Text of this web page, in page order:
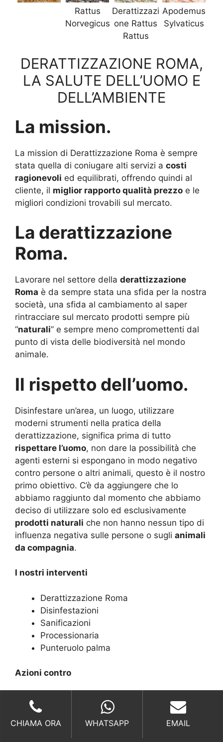
Rattus
Norvegicus
Derattizzazi
one Rattus
Rattus
Apodemus
Sylvaticus
DERATTIZZAZIONE ROMA,
LA SALUTE DELL’UOMO E
DELL’AMBIENTE
La mission.
La mission di Derattizzazione Roma è sempre
stata quella di coniugare alti servizi a costi
ragionevoli ed equilibrati, offrendo quindi al
cliente, il miglior rapporto qualità prezzo e le
migliori condizioni trovabili sul mercato.
La derattizzazione
Roma.
Lavorare nel settore della derattizzazione
Roma è da sempre stata una sfida per la nostra
società, una sfida al cambiamento al saper
rintracciare sul mercato prodotti sempre più
“naturali” e sempre meno compromettenti dal
punto di vista delle biodiversità nel mondo
animale.
Il rispetto dell’uomo.
Disinfestare un’area, un luogo, utilizzare
moderni strumenti nella pratica della
derattizzazione, significa prima di tutto
rispettare l’uomo, non dare la possibilità che
agenti esterni si espongano in modo negativo
contro persone o altri animali, questo è il nostro
primo obiettivo. C’è da aggiungere che lo
abbiamo raggiunto dal momento che abbiamo
deciso di utilizzare solo ed esclusivamente
prodotti naturali che non hanno nessun tipo di
influenza negativa sulle persone o sugli animali
da compagnia.
I nostri interventi
Derattizzazione Roma
Disinfestazioni
Sanificazioni
Processionaria
Punteruolo palma
Azioni contro
Anti Formiche
Disinfestazione zanzare
CHIAMA ORA WHATSAPP EMAIL